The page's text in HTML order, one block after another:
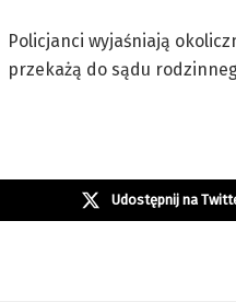
Policjanci wyjaśniają
przekażą do sądu
Udostępnij na